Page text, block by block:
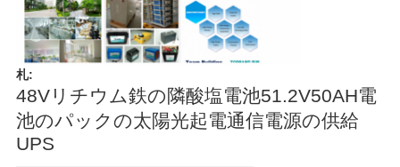
札:
48Vリチウム鉄の隣酸塩電池51.2V50AH電
池のパックの太陽光起電通信電源の供給
UPS